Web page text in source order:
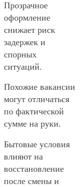
Прозрачное
оформление
снижает риск
задержек и
спорных
ситуаций.
Похожие вакансии
могут отличаться
по фактической
сумме на руки.
Бытовые условия
влияют на
восстановление
после смены и